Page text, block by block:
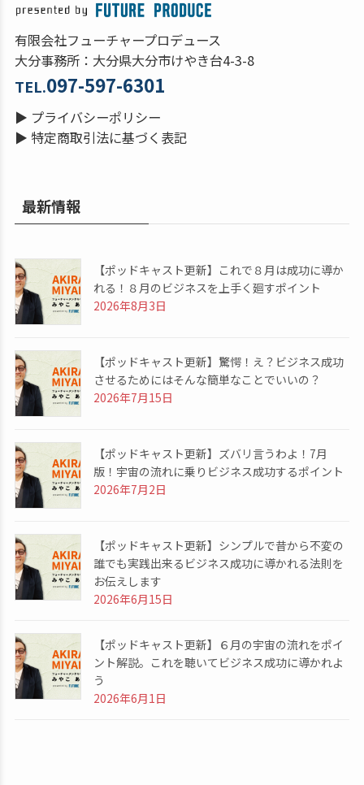
有限会社フューチャープロデュース
大分事務所：大分県大分市けやき台4-3-8
TEL.097-597-6301
▶ プライバシーポリシー
▶ 特定商取引法に基づく表記
最新情報
【ポッドキャスト更新】これで８月は成功に導か
れる！８月のビジネスを上手く廻すポイント
2026年8月3日
【ポッドキャスト更新】驚愕！え？ビジネス成功
させるためにはそんな簡単なことでいいの？
2026年7月15日
【ポッドキャスト更新】ズバリ言うわよ！7月
版！宇宙の流れに乗りビジネス成功するポイント
2026年7月2日
【ポッドキャスト更新】シンプルで昔から不変の
誰でも実践出来るビジネス成功に導かれる法則を
お伝えします
2026年6月15日
【ポッドキャスト更新】６月の宇宙の流れをポイ
ント解説。これを聴いてビジネス成功に導かれよ
う
2026年6月1日